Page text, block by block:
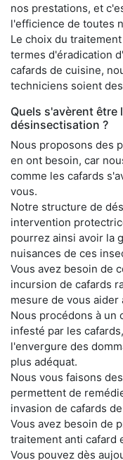
nos prestations, et
l'efficience de toutes
Le choix du
termes d'éradication
cafards de cuisine,
techniciens soient
Quels s'avèrent être
désinsectisation ?
Nous proposons des
en ont besoin, car
comme les cafards
vous.
Notre structure de
intervention
pourrez ainsi avoir la
nuisances de ces
Vous avez besoin de
incursion de cafards
mesure de vous
Nous procédons à
infesté par les
l'envergure des
plus adéquat.
Nous vous faisons
permettent de
invasion de cafards
Vous avez besoin de
traitement anti cafard
Vous pouvez dès